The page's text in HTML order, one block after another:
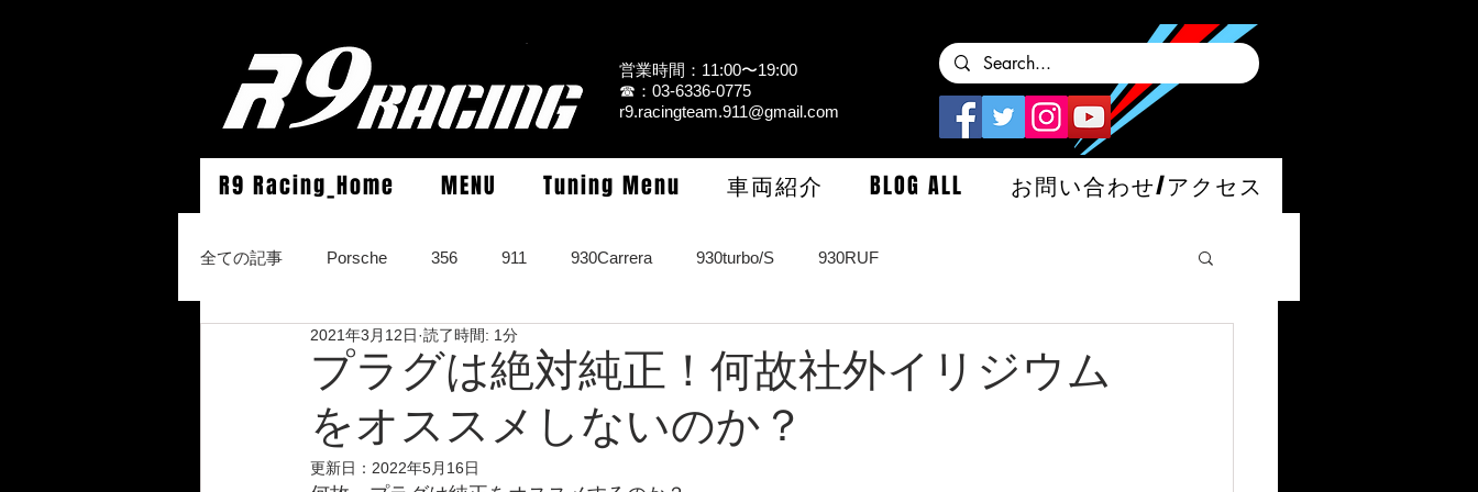
営業時間：11:00〜19:00
☎：03-6336-0775
r9.racingteam.911@gmail.com
R9 Racing_Home MENU Tuning Menu 車両紹介 BLOG ALL お問い合わせ/アクセス
全ての記事 Porsche 356 911 930Carrera 930turbo/S 930RUF
964Carrera2/Werks turbo look/4/RS 964turbo/S/limited 993Carrera2/4/S
996Carrera2/4/S/turbo/S 996GT3/CUP/GT2 997Carrera/S/turbo
プラグは絶対純正！何故社外イリジウム
をオススメしないのか？
2021年3月12日 読了時間: 1分
更新日： 2022年5月16日